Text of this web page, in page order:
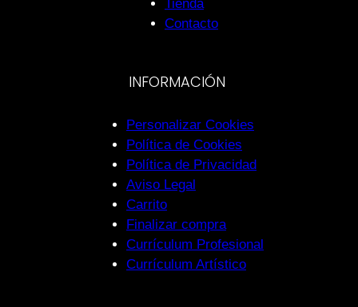
Tienda
Contacto
INFORMACIÓN
Personalizar Cookies
Política de Cookies
Política de Privacidad
Aviso Legal
Carrito
Finalizar compra
Currículum Profesional
Currículum Artístico